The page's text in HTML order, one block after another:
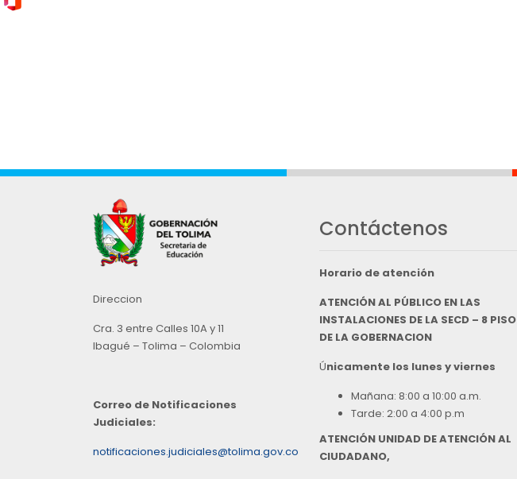
Direccion
Cra. 3 entre Calles 10A y 11
Ibagué – Tolima – Colombia
Correo de Notificaciones
Judiciales:
notificaciones.judiciales@tolima.gov.co
Contáctenos
Horario de atención
ATENCIÓN AL PÚBLICO EN LAS
INSTALACIONES DE LA SECD – 8 PISO
DE LA GOBERNACION
Únicamente los lunes y viernes
Mañana: 8:00 a 10:00 a.m.
Tarde: 2:00 a 4:00 p.m
ATENCIÓN UNIDAD DE ATENCIÓN AL
CIUDADANO,